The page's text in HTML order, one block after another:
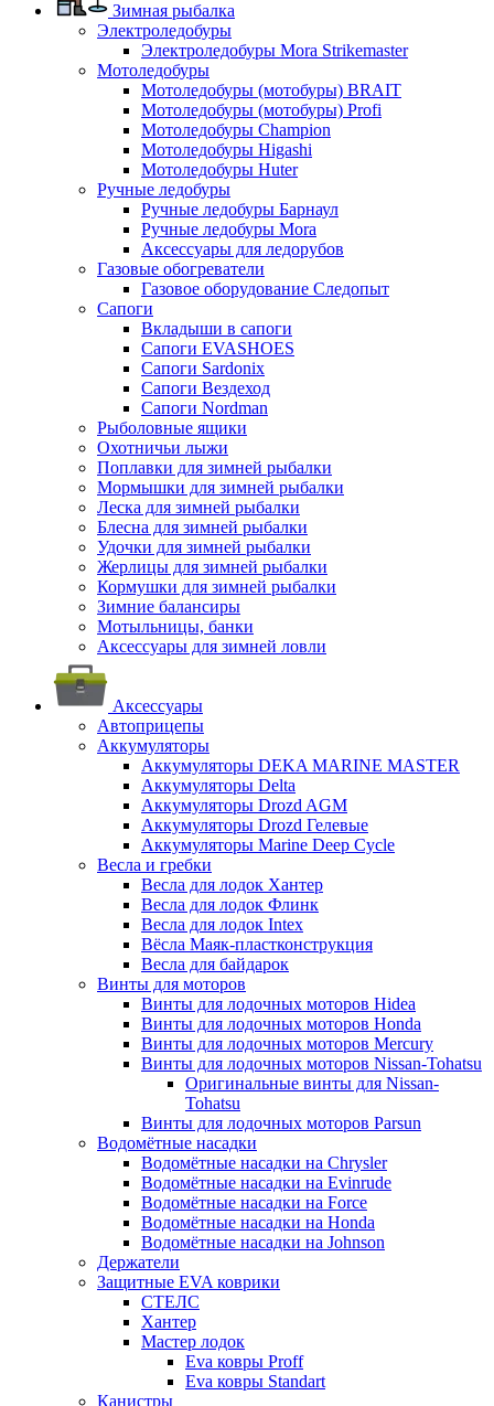
Зимная рыбалка
Электроледобуры
Электроледобуры Mora Strikemaster
Мотоледобуры
Мотоледобуры (мотобуры) BRAIT
Мотоледобуры (мотобуры) Profi
Мотоледобуры Champion
Мотоледобуры Higashi
Мотоледобуры Huter
Ручные ледобуры
Ручные ледобуры Барнаул
Ручные ледобуры Mora
Аксессуары для ледорубов
Газовые обогреватели
Газовое оборудование Следопыт
Сапоги
Вкладыши в сапоги
Сапоги EVASHOES
Сапоги Sardonix
Сапоги Вездеход
Сапоги Nordman
Рыболовные ящики
Охотничьи лыжи
Поплавки для зимней рыбалки
Мормышки для зимней рыбалки
Леска для зимней рыбалки
Блесна для зимней рыбалки
Удочки для зимней рыбалки
Жерлицы для зимней рыбалки
Кормушки для зимней рыбалки
Зимние балансиры
Мотыльницы, банки
Аксессуары для зимней ловли
Аксессуары
Автоприцепы
Аккумуляторы
Аккумуляторы DEKA MARINE MASTER
Аккумуляторы Delta
Аккумуляторы Drozd AGM
Аккумуляторы Drozd Гелевые
Аккумуляторы Marine Deep Cycle
Весла и гребки
Весла для лодок Хантер
Весла для лодок Флинк
Весла для лодок Intex
Вёсла Маяк-пластконструкция
Весла для байдарок
Винты для моторов
Винты для лодочных моторов Hidea
Винты для лодочных моторов Honda
Винты для лодочных моторов Mercury
Винты для лодочных моторов Nissan-Tohatsu
Оригинальные винты для Nissan-
Tohatsu
Винты для лодочных моторов Parsun
Водомётные насадки
Водомётные насадки на Chrysler
Водомётные насадки на Evinrude
Водомётные насадки на Force
Водомётные насадки на Honda
Водомётные насадки на Johnson
Держатели
Защитные EVA коврики
СТЕЛС
Хантер
Мастер лодок
Eva ковры Proff
Eva ковры Standart
Канистры